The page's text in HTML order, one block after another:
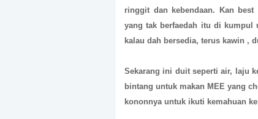
ringgit dan kebendaan. Kan
yang tak berfaedah itu di kumpul
kalau dah bersedia, terus kawin ,
Sekarang ini duit seperti air, laju
bintang untuk makan MEE yang
kononnya untuk ikuti kemahuan